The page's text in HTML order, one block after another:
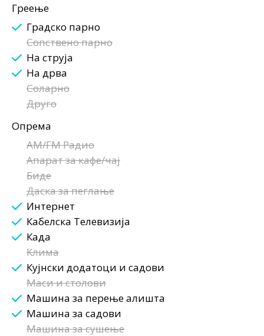
Греење
Градско парно
Сопствено парно
На струја
На дрва
Соларно
Друго
Опрема
AM/FM Радио
Апарат за кафе/чај
Биде
Даска за пеглање
Интернет
Кабелска Телевизија
Када
Клима
Кујнски додатоци и садови
Маси и столови
Машина за перење алишта
Машина за садови
Машина за сушење